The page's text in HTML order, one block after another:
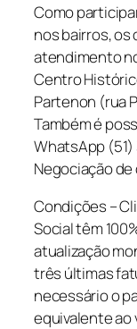
Como
nos bairros,
atendimento
Centro
Partenon (rua
Também é
WhatsApp
Negociação
Condições –
Social têm
atualização
três últimas
necessário o
equivalente ao